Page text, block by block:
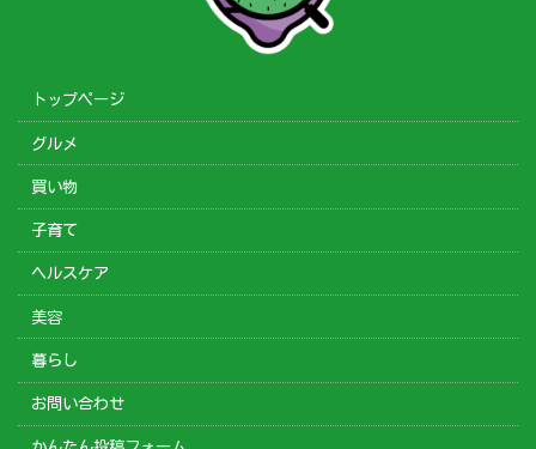
トップページ
グルメ
買い物
子育て
ヘルスケア
美容
暮らし
お問い合わせ